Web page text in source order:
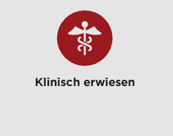
Klinisch erwiesen